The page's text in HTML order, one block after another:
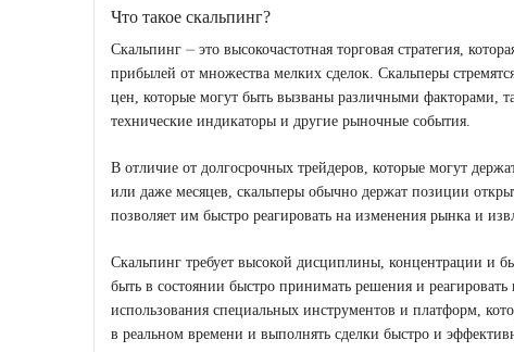
Что такое скальпинг?
Скальпинг ⏤ это высокочастотная торговая стратегия,
прибылей от множества мелких сделок. Скальперы
цен, которые могут быть вызваны различными факторами,
технические индикаторы и другие рыночные события.
В отличие от долгосрочных трейдеров, которые могут
или даже месяцев, скальперы обычно держат позиции
позволяет им быстро реагировать на изменения рынка и
Скальпинг требует высокой дисциплины, концентрации и
быть в состоянии быстро принимать решения и
использования специальных инструментов и платформ,
в реальном времени и выполнять сделки быстро и